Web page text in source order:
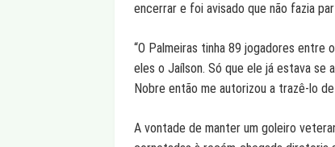
encerrar e foi avisado que não fazia
“O Palmeiras tinha 89 jogadores
eles o Jaílson. Só que ele já estava se
Nobre então me autorizou a trazê-lo
A vontade de manter um goleiro